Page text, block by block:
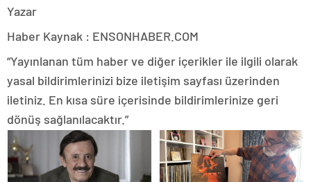
Yazar
Haber Kaynak : ENSONHABER.COM
“Yayınlanan tüm haber ve diğer içerikler ile ilgili olarak
yasal bildirimlerinizi bize iletişim sayfası üzerinden
iletiniz. En kısa süre içerisinde bildirimlerinize geri
dönüş sağlanılacaktır.”